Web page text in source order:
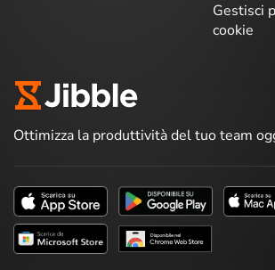
Gestisci
cookie
Ottimizza la produttività del tuo team